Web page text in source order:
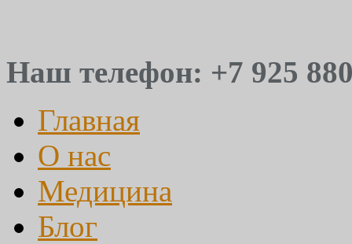
Наш телефон: +7 925
Главная
О нас
Медицина
Блог